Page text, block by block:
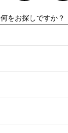
何をお探しですか？